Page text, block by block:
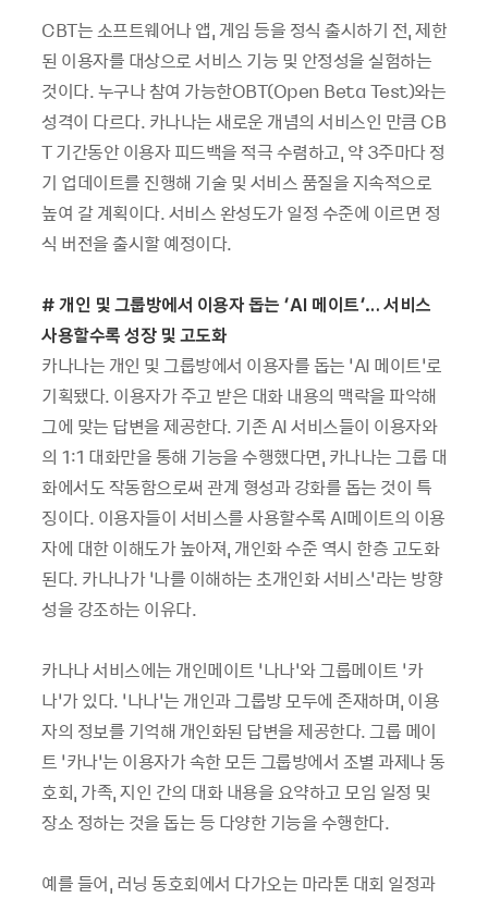
CBT는 소프트웨어나 앱, 게임 등을 정식 출시하기 전, 제한
된 이용자를 대상으로 서비스 기능 및 안정성을 실험하는
것이다. 누구나 참여 가능한OBT(Open Beta Test)와는
성격이 다르다. 카나나는 새로운 개념의 서비스인 만큼 CB
T 기간동안 이용자 피드백을 적극 수렴하고, 약 3주마다 정
기 업데이트를 진행해 기술 및 서비스 품질을 지속적으로
높여 갈 계획이다. 서비스 완성도가 일정 수준에 이르면 정
식 버전을 출시할 예정이다.
#개인 및 그룹방에서 이용자 돕는 ‘AI 메이트’… 서비스
사용할수록 성장 및 고도화
카나나는 개인 및 그룹방에서 이용자를 돕는 ‘AI 메이트’로
기획됐다. 이용자가 주고 받은 대화 내용의 맥락을 파악해
그에 맞는 답변을 제공한다. 기존 AI 서비스들이 이용자와
의 1:1 대화만을 통해 기능을 수행했다면, 카나나는 그룹 대
화에서도 작동함으로써 관계 형성과 강화를 돕는 것이 특
징이다. 이용자들이 서비스를 사용할수록 AI메이트의 이용
자에 대한 이해도가 높아져, 개인화 수준 역시 한층 고도화
된다. 카나나가 ‘나를 이해하는 초개인화 서비스’라는 방향
성을 강조하는 이유다.
카나나 서비스에는 개인메이트 ‘나나’와 그룹메이트 ‘카
나’가 있다. ‘나나’는 개인과 그룹방 모두에 존재하며, 이용
자의 정보를 기억해 개인화된 답변을 제공한다. 그룹 메이
트 ‘카나’는 이용자가 속한 모든 그룹방에서 조별 과제나 동
호회, 가족, 지인 간의 대화 내용을 요약하고 모임 일정 및
장소 정하는 것을 돕는 등 다양한 기능을 수행한다.
예를 들어, 러닝 동호회에서 다가오는 마라톤 대회 일정과